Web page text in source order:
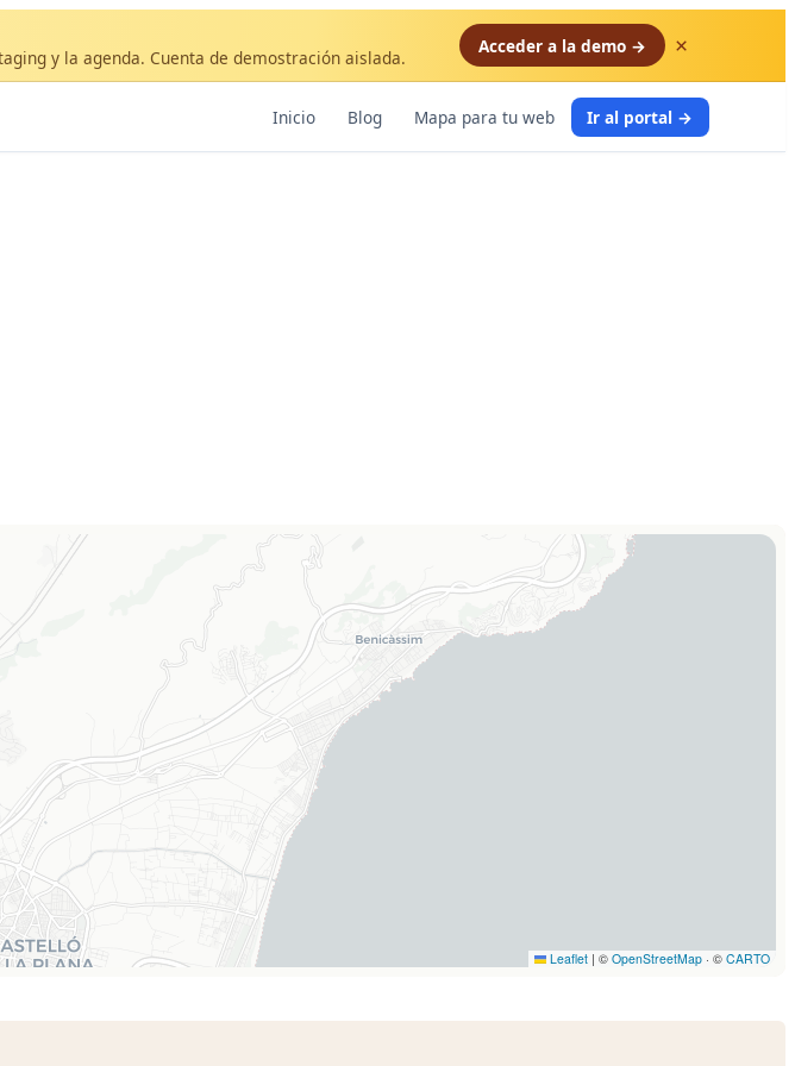
y la agenda. Cuenta de demostración aislada.
Acceder a la demo → ×
Inicio Blog Mapa para tu web Ir al portal →